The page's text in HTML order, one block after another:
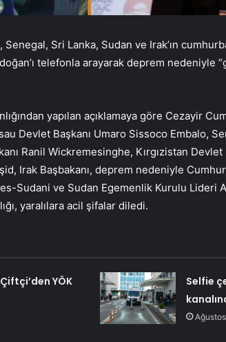
Sri Lanka, Sudan ve Irak’ın
telefonla arayarak deprem nedeniyle
yapılan açıklamaya göre Cezayir
Devlet Başkanı Umaro Sissoco Embalo,
Ranil Wickremesinghe, Kırgızistan Devlet
Irak Başbakanı, deprem nedeniyle
Sudani ve Sudan Egemenlik Kurulu Lideri
yaralılara acil şifalar diledi.
YÖK
Selfie